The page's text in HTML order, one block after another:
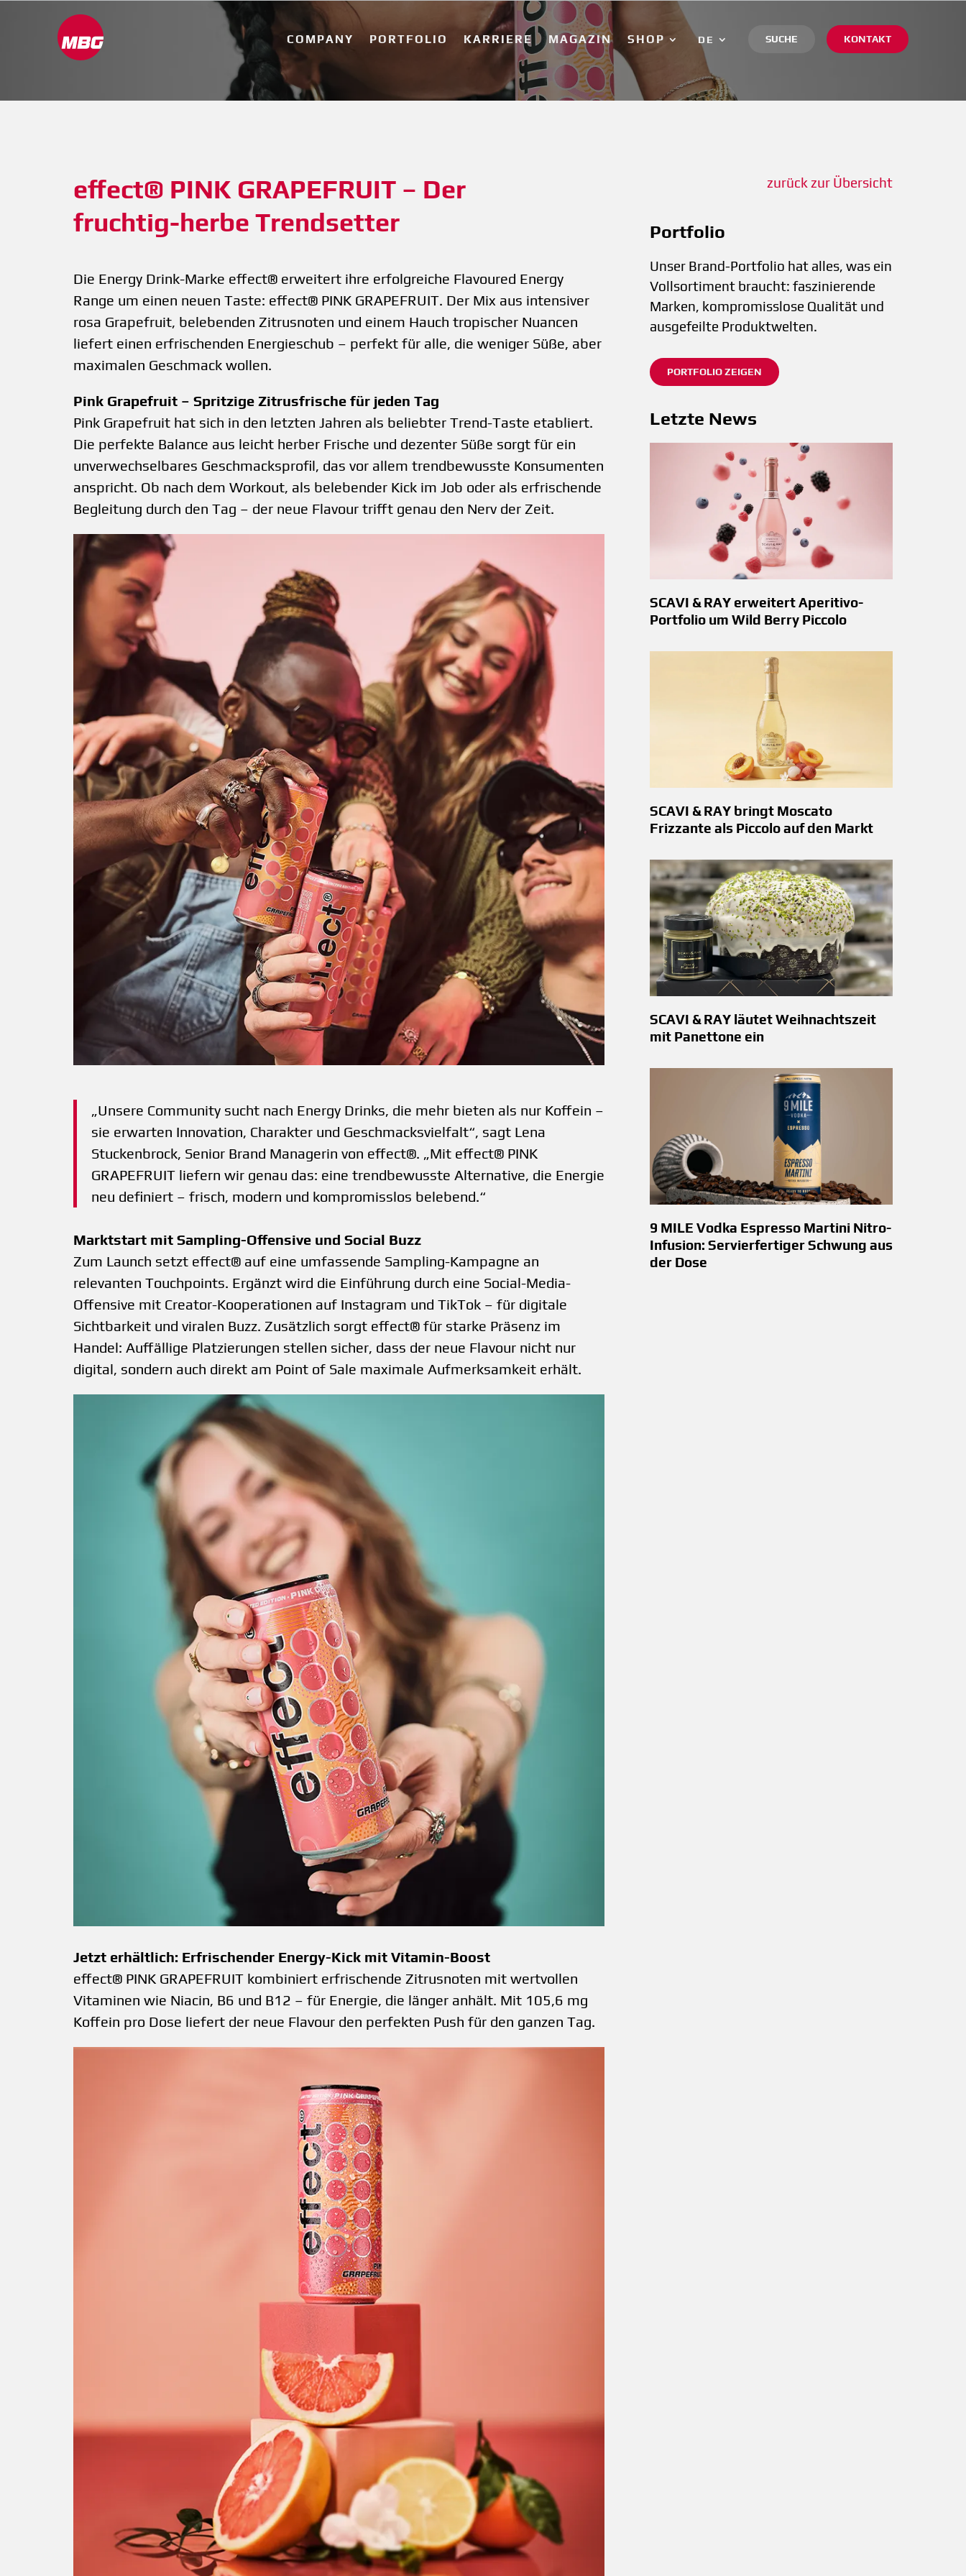
COMPANY PORTFOLIO KARRIERE MAGAZIN SHOP SUCHE KONTAKT
DE
effect® PINK GRAPEFRUIT – Der
fruchtig-herbe Trendsetter
Die Energy Drink-Marke effect® erweitert ihre erfolgreiche Flavoured Energy
Range um einen neuen Taste: effect® PINK GRAPEFRUIT. Der Mix aus intensiver
rosa Grapefruit, belebenden Zitrusnoten und einem Hauch tropischer Nuancen
liefert einen erfrischenden Energieschub – perfekt für alle, die weniger Süße, aber
maximalen Geschmack wollen.
Pink Grapefruit – Spritzige Zitrusfrische für jeden Tag
Pink Grapefruit hat sich in den letzten Jahren als beliebter Trend-Taste etabliert.
Die perfekte Balance aus leicht herber Frische und dezenter Süße sorgt für ein
unverwechselbares Geschmacksprofil, das vor allem trendbewusste Konsumenten
anspricht. Ob nach dem Workout, als belebender Kick im Job oder als erfrischende
Begleitung durch den Tag – der neue Flavour trifft genau den Nerv der Zeit.
„Unsere Community sucht nach Energy Drinks, die mehr bieten als nur Koffein –
sie erwarten Innovation, Charakter und Geschmacksvielfalt“, sagt Lena
Stuckenbrock, Senior Brand Managerin von effect®. „Mit effect® PINK
GRAPEFRUIT liefern wir genau das: eine trendbewusste Alternative, die Energie
neu definiert – frisch, modern und kompromisslos belebend.“
Marktstart mit Sampling-Offensive und Social Buzz
Zum Launch setzt effect® auf eine umfassende Sampling-Kampagne an
relevanten Touchpoints. Ergänzt wird die Einführung durch eine Social-Media-
Offensive mit Creator-Kooperationen auf Instagram und TikTok – für digitale
Sichtbarkeit und viralen Buzz. Zusätzlich sorgt effect® für starke Präsenz im
Handel: Auffällige Platzierungen stellen sicher, dass der neue Flavour nicht nur
digital, sondern auch direkt am Point of Sale maximale Aufmerksamkeit erhält.
Jetzt erhältlich: Erfrischender Energy-Kick mit Vitamin-Boost
effect® PINK GRAPEFRUIT kombiniert erfrischende Zitrusnoten mit wertvollen
Vitaminen wie Niacin, B6 und B12 – für Energie, die länger anhält. Mit 105,6 mg
Koffein pro Dose liefert der neue Flavour den perfekten Push für den ganzen Tag.
zurück zur Übersicht
Portfolio
Unser Brand-Portfolio hat alles, was ein
Vollsortiment braucht: faszinierende
Marken, kompromisslose Qualität und
ausgefeilte Produktwelten.
PORTFOLIO ZEIGEN
Letzte News
SCAVI & RAY erweitert Aperitivo-
Portfolio um Wild Berry Piccolo
SCAVI & RAY bringt Moscato
Frizzante als Piccolo auf den Markt
SCAVI & RAY läutet Weihnachtszeit
mit Panettone ein
9 MILE Vodka Espresso Martini Nitro-
Infusion: Servierfertiger Schwung aus
der Dose